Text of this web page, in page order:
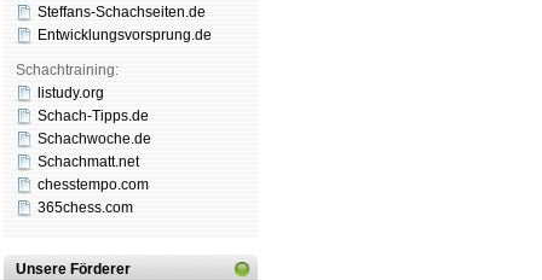
Steffans-Schachseiten.de
Entwicklungsvorsprung.de
Schachtraining:
listudy.org
Schach-Tipps.de
Schachwoche.de
Schachmatt.net
chesstempo.com
365chess.com
Unsere Förderer